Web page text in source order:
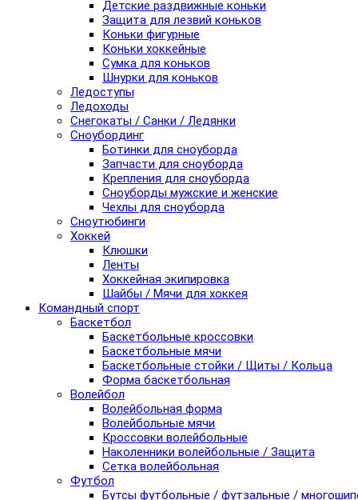
Детские раздвижные коньки
Защита для лезвий коньков
Коньки фигурные
Коньки хоккейные
Сумка для коньков
Шнурки для коньков
Ледоступы
Ледоходы
Снегокаты / Санки / Ледянки
Сноубординг
Ботинки для сноуборда
Запчасти для сноуборда
Крепления для сноуборда
Сноуборды мужские и женские
Чехлы для сноуборда
Сноутюбинги
Хоккей
Клюшки
Ленты
Хоккейная экипировка
Шайбы / Мячи для хоккея
Командный спорт
Баскетбол
Баскетбольные кроссовки
Баскетбольные мячи
Баскетбольные стойки / Щиты / Кольца
Форма баскетбольная
Волейбол
Волейбольная форма
Волейбольные мячи
Кроссовки волейбольные
Наколенники волейбольные / Защита
Сетка волейбольная
Футбол
Бутсы футбольные / футзальные /